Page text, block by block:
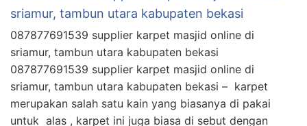
sriamur, tambun utara kabupaten bekasi
087877691539 supplier karpet masjid online di
sriamur, tambun utara kabupaten bekasi
087877691539 supplier karpet masjid online di
sriamur, tambun utara kabupaten bekasi – karpet
merupakan salah satu kain yang biasanya di pakai
untuk alas , karpet ini juga biasa di sebut dengan